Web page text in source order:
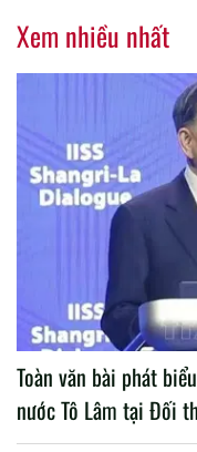
Xem nhiều nhất
Toàn văn bài phát
nước Tô Lâm tại Đối